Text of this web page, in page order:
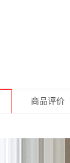
商品评价